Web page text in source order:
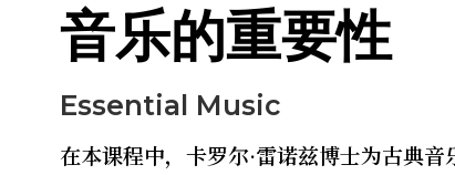
音乐的重要性
Essential Music
在本课程中，卡罗尔·雷诺兹博士为古典